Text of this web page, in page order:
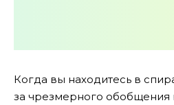
Когда вы находитесь в
за чрезмерного обобщения